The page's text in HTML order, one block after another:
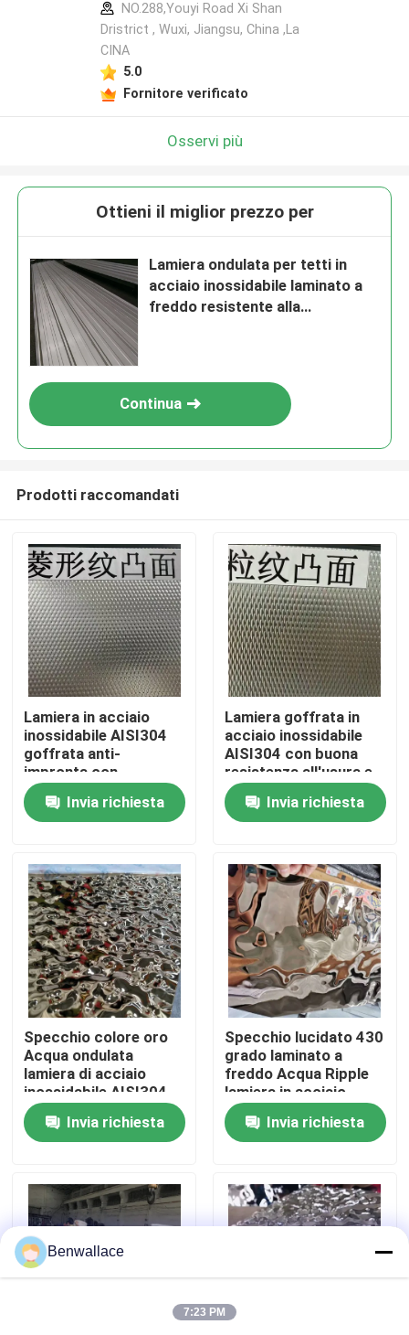
Casa.
Prodotti
Video
Su di noi
visita della fabbrica
Controllo della qualità
Notizie
Casi
NO.288,Youyi Road Xi Shan
Dristrict , Wuxi, Jiangsu, China ,La
CINA
5.0
Fornitore verificato
Osservi più
Ottieni il miglior prezzo per
Lamiera ondulata per tetti in
acciaio inossidabile laminato a
freddo resistente alla
Continua
Prodotti raccomandati
Lamiera in acciaio
inossidabile AISI304
goffrata anti-
impronta con
spessore da 0,4 a 3,0
mm per applicazioni
architettoniche
Invia richiesta
Lamiera goffrata in
acciaio inossidabile
AISI304 con buona
resistenza all'usura e
superficie goffrata
per applicazioni
decorative
Invia richiesta
Specchio colore oro
Acqua ondulata
lamiera di acciaio
inossidabile AISI304
AISI316L per la
decorazione del
soffitto
Invia richiesta
Specchio lucidato 430
grado laminato a
freddo Acqua Ripple
lamiera in acciaio
inossidabile con
colore PVDInvia richiesta
Benwallace
7:23 PM